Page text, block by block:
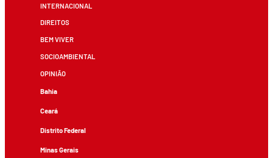
INTERNACIONAL
DIREITOS
BEM VIVER
SOCIOAMBIENTAL
OPINIÃO
Bahia
Ceará
Distrito Federal
Minas Gerais